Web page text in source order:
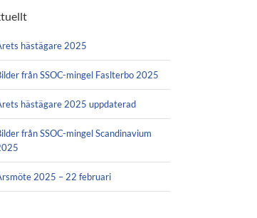
hästägare 2025
från SSOC-mingel Faslterbo 2025
hästägare 2025 uppdaterad
från SSOC-mingel Scandinavium
2025 – 22 februari